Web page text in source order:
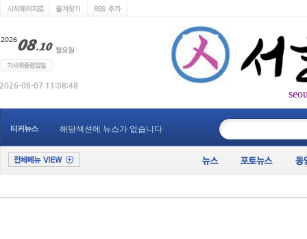
티커뉴스 해당섹션에 뉴스가 없습니다